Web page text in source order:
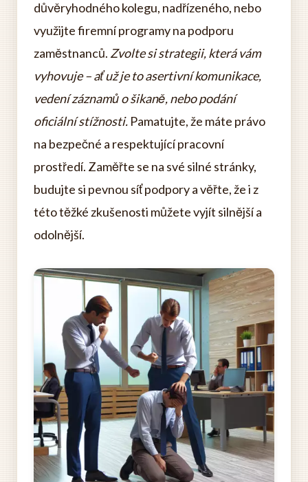
důvěryhodného kolegu, nadřízeného, nebo
využijte firemní programy na podporu
zaměstnanců. Zvolte si strategii, která vám
vyhovuje – ať už je to asertivní komunikace,
vedení záznamů o šikaně, nebo podání
oficiální stížnosti. Pamatujte, že máte právo
na bezpečné a respektující pracovní
prostředí. Zaměřte se na své silné stránky,
budujte si pevnou síť podpory a věřte, že i z
této těžké zkušenosti můžete vyjít silnější a
odolnější.